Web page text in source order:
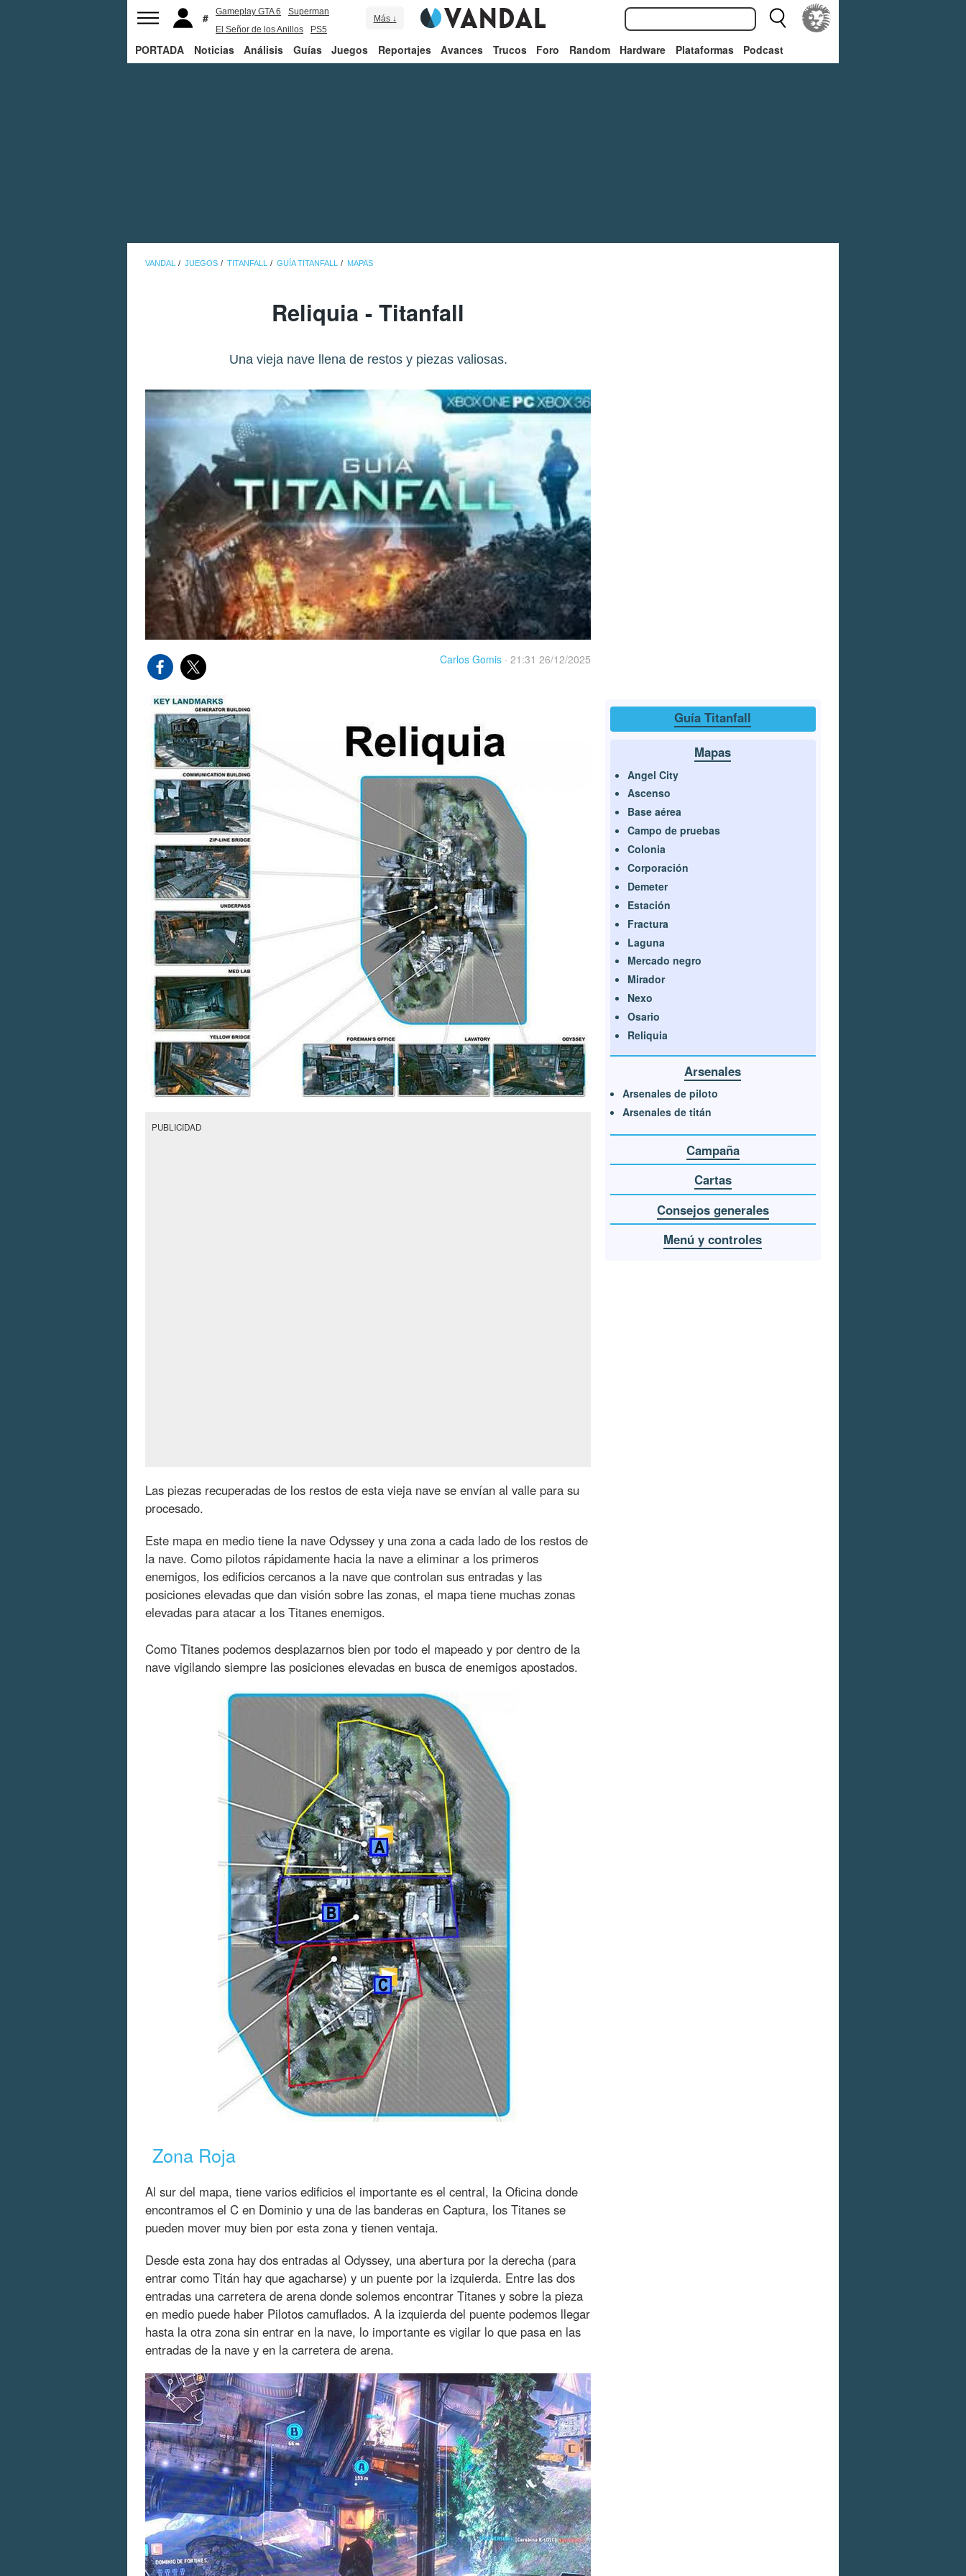
Gameplay GTA 6
Superman
El Señor de los Anillos
PS5
Más ↓
PORTADA Noticias Análisis Guías Juegos Reportajes Avances Trucos Foro Random Hardware Plataformas Podcast
VANDAL JUEGOS TITANFALL GUÍA TITANFALL MAPAS
Reliquia - Titanfall
Una vieja nave llena de restos y piezas valiosas.
Carlos Gomis · 21:31 26/12/2025
PUBLICIDAD
Las piezas recuperadas de los restos de esta vieja nave se envían al valle para su
procesado.
Este mapa en medio tiene la nave Odyssey y una zona a cada lado de los restos de
la nave. Como pilotos rápidamente hacia la nave a eliminar a los primeros
enemigos, los edificios cercanos a la nave que controlan sus entradas y las
posiciones elevadas que dan visión sobre las zonas, el mapa tiene muchas zonas
elevadas para atacar a los Titanes enemigos.
Como Titanes podemos desplazarnos bien por todo el mapeado y por dentro de la
nave vigilando siempre las posiciones elevadas en busca de enemigos apostados.
Zona Roja
Al sur del mapa, tiene varios edificios el importante es el central, la Oficina donde
encontramos el C en Dominio y una de las banderas en Captura, los Titanes se
pueden mover muy bien por esta zona y tienen ventaja.
Desde esta zona hay dos entradas al Odyssey, una abertura por la derecha (para
entrar como Titán hay que agacharse) y un puente por la izquierda. Entre las dos
entradas una carretera de arena donde solemos encontrar Titanes y sobre la pieza
en medio puede haber Pilotos camuflados. A la izquierda del puente podemos llegar
hasta la otra zona sin entrar en la nave, lo importante es vigilar lo que pasa en las
entradas de la nave y en la carretera de arena.
Guía Titanfall
Mapas
Angel City
Ascenso
Base aérea
Campo de pruebas
Colonia
Corporación
Demeter
Estación
Fractura
Laguna
Mercado negro
Mirador
Nexo
Osario
Reliquia
Arsenales
Arsenales de piloto
Arsenales de titán
Campaña
Cartas
Consejos generales
Menú y controles